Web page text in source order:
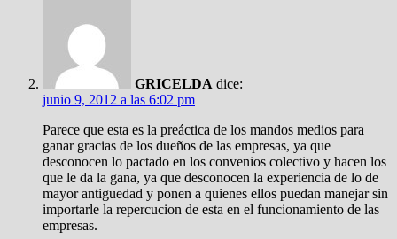
GRICELDA dice:
junio 9, 2012 a las 6:02 pm
Parece que esta es la preáctica de los mandos medios para
ganar gracias de los dueños de las empresas, ya que
desconocen lo pactado en los convenios colectivo y hacen los
que le da la gana, ya que desconocen la experiencia de lo de
mayor antiguedad y ponen a quienes ellos puedan manejar sin
importarle la repercucion de esta en el funcionamiento de las
empresas.